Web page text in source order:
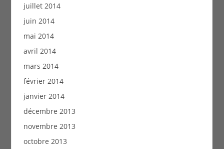
juillet 2014
juin 2014
mai 2014
avril 2014
mars 2014
février 2014
janvier 2014
décembre 2013
novembre 2013
octobre 2013